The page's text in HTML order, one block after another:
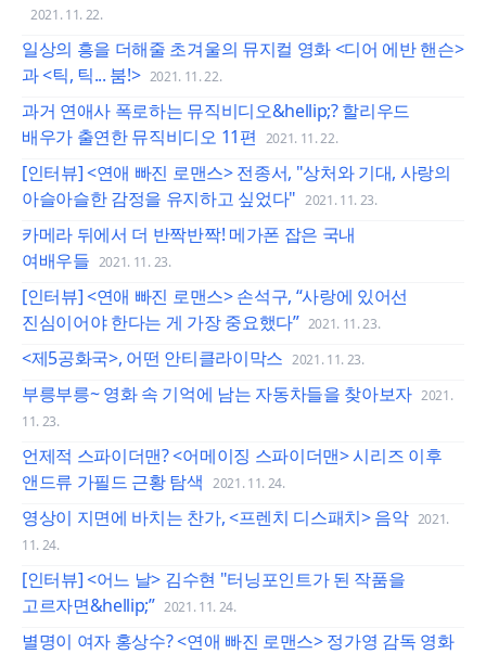
2021. 11. 22.
일상의 흥을 더해줄 초겨울의 뮤지컬 영화 <디어 에반 핸슨>
과 <틱, 틱... 붐!> 2021. 11. 22.
과거 연애사 폭로하는 뮤직비디오&hellip;? 할리우드
배우가 출연한 뮤직비디오 11편 2021. 11. 22.
[인터뷰] <연애 빠진 로맨스> 전종서, "상처와 기대, 사랑의
아슬아슬한 감정을 유지하고 싶었다" 2021. 11. 23.
카메라 뒤에서 더 반짝반짝! 메가폰 잡은 국내
여배우들 2021. 11. 23.
[인터뷰] <연애 빠진 로맨스> 손석구, “사랑에 있어선
진심이어야 한다는 게 가장 중요했다” 2021. 11. 23.
<제5공화국>, 어떤 안티클라이막스 2021. 11. 23.
부릉부릉~ 영화 속 기억에 남는 자동차들을 찾아보자 2021.
11. 23.
언제적 스파이더맨? <어메이징 스파이더맨> 시리즈 이후
앤드류 가필드 근황 탐색 2021. 11. 24.
영상이 지면에 바치는 찬가, <프렌치 디스패치> 음악 2021.
11. 24.
[인터뷰] <어느 날> 김수현 "터닝포인트가 된 작품을
고르자면&hellip;” 2021. 11. 24.
별명이 여자 홍상수? <연애 빠진 로맨스> 정가영 감독 영화